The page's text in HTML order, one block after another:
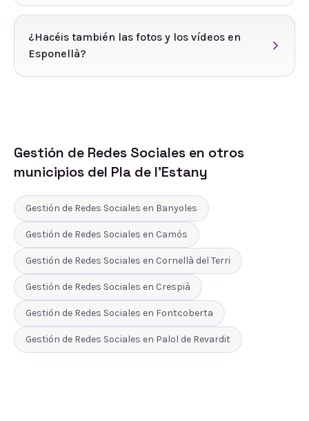
¿Hacéis también las fotos y los vídeos en
Esponellà?
Gestión de Redes Sociales en otros
municipios del Pla de l'Estany
Gestión de Redes Sociales en Banyoles
Gestión de Redes Sociales en Camós
Gestión de Redes Sociales en Cornellà del Terri
Gestión de Redes Sociales en Crespià
Gestión de Redes Sociales en Fontcoberta
Gestión de Redes Sociales en Palol de Revardit